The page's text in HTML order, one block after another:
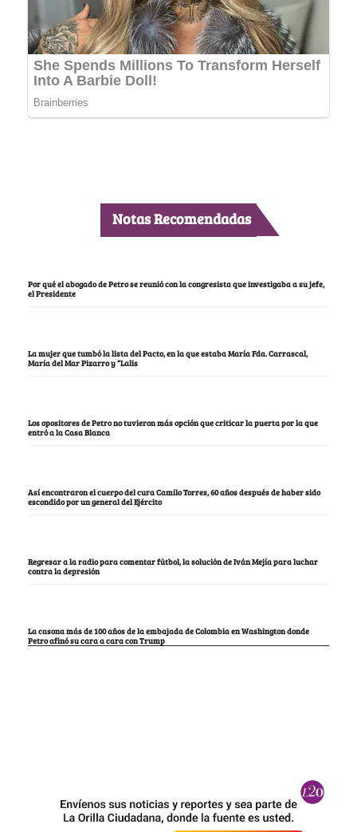
Notas Recomendadas
Por qué el abogado de Petro se reunió con la congresista que investigaba a su jefe,
el Presidente
La mujer que tumbó la lista del Pacto, en la que estaba María Fda. Carrascal,
María del Mar Pizarro y “Lalis
Los opositores de Petro no tuvieron más opción que criticar la puerta por la que
entró a la Casa Blanca
Así encontraron el cuerpo del cura Camilo Torres, 60 años después de haber sido
escondido por un general del Ejército
Regresar a la radio para comentar fútbol, la solución de Iván Mejía para luchar
contra la depresión
La casona más de 100 años de la embajada de Colombia en Washington donde
Petro afinó su cara a cara con Trump